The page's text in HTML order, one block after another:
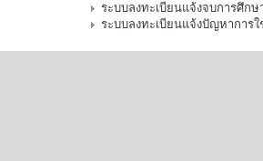
ระบบลงทะเบียนแจ้งจบการศึกษ
ระบบลงทะเบียนแจ้งปัญหาการใ